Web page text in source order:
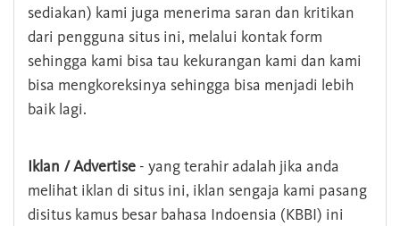
sediakan) kami juga menerima saran dan kritikan
dari pengguna situs ini, melalui kontak form
sehingga kami bisa tau kekurangan kami dan kami
bisa mengkoreksinya sehingga bisa menjadi lebih
baik lagi.
Iklan / Advertise - yang terahir adalah jika anda
melihat iklan di situs ini, iklan sengaja kami pasang
disitus kamus besar bahasa Indoensia (KBBI) ini